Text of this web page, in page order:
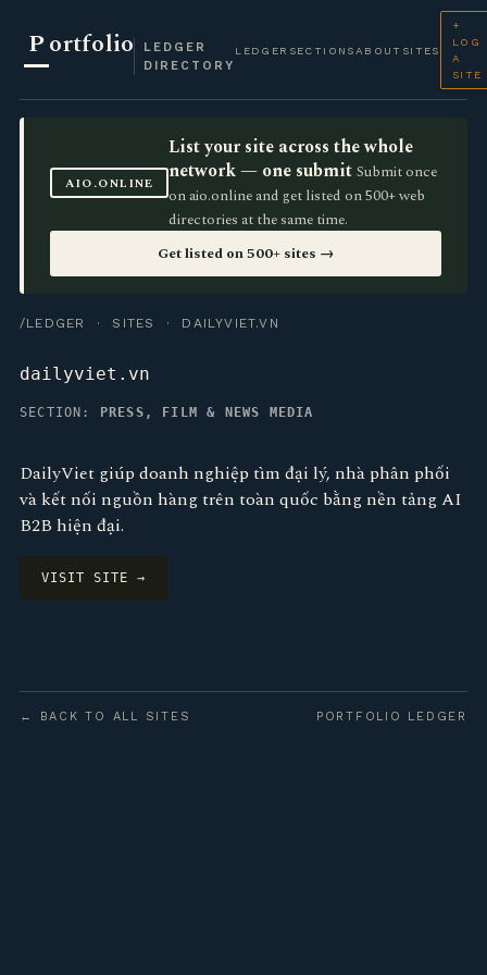
Portfolio
LEDGER
DIRECTORY
LEDGER SECTIONS ABOUT SITES
+
LOG
A
SITE
AIO.ONLINE
List your site across the whole
network — one submit Submit once
on aio.online and get listed on 500+ web
directories at the same time.
Get listed on 500+ sites →
/LEDGER · SITES · DAILYVIET.VN
dailyviet.vn
SECTION: PRESS, FILM & NEWS MEDIA
DailyViet giúp doanh nghiệp tìm đại lý, nhà phân phối
và kết nối nguồn hàng trên toàn quốc bằng nền tảng AI
B2B hiện đại.
VISIT SITE →
← BACK TO ALL SITES PORTFOLIO LEDGER